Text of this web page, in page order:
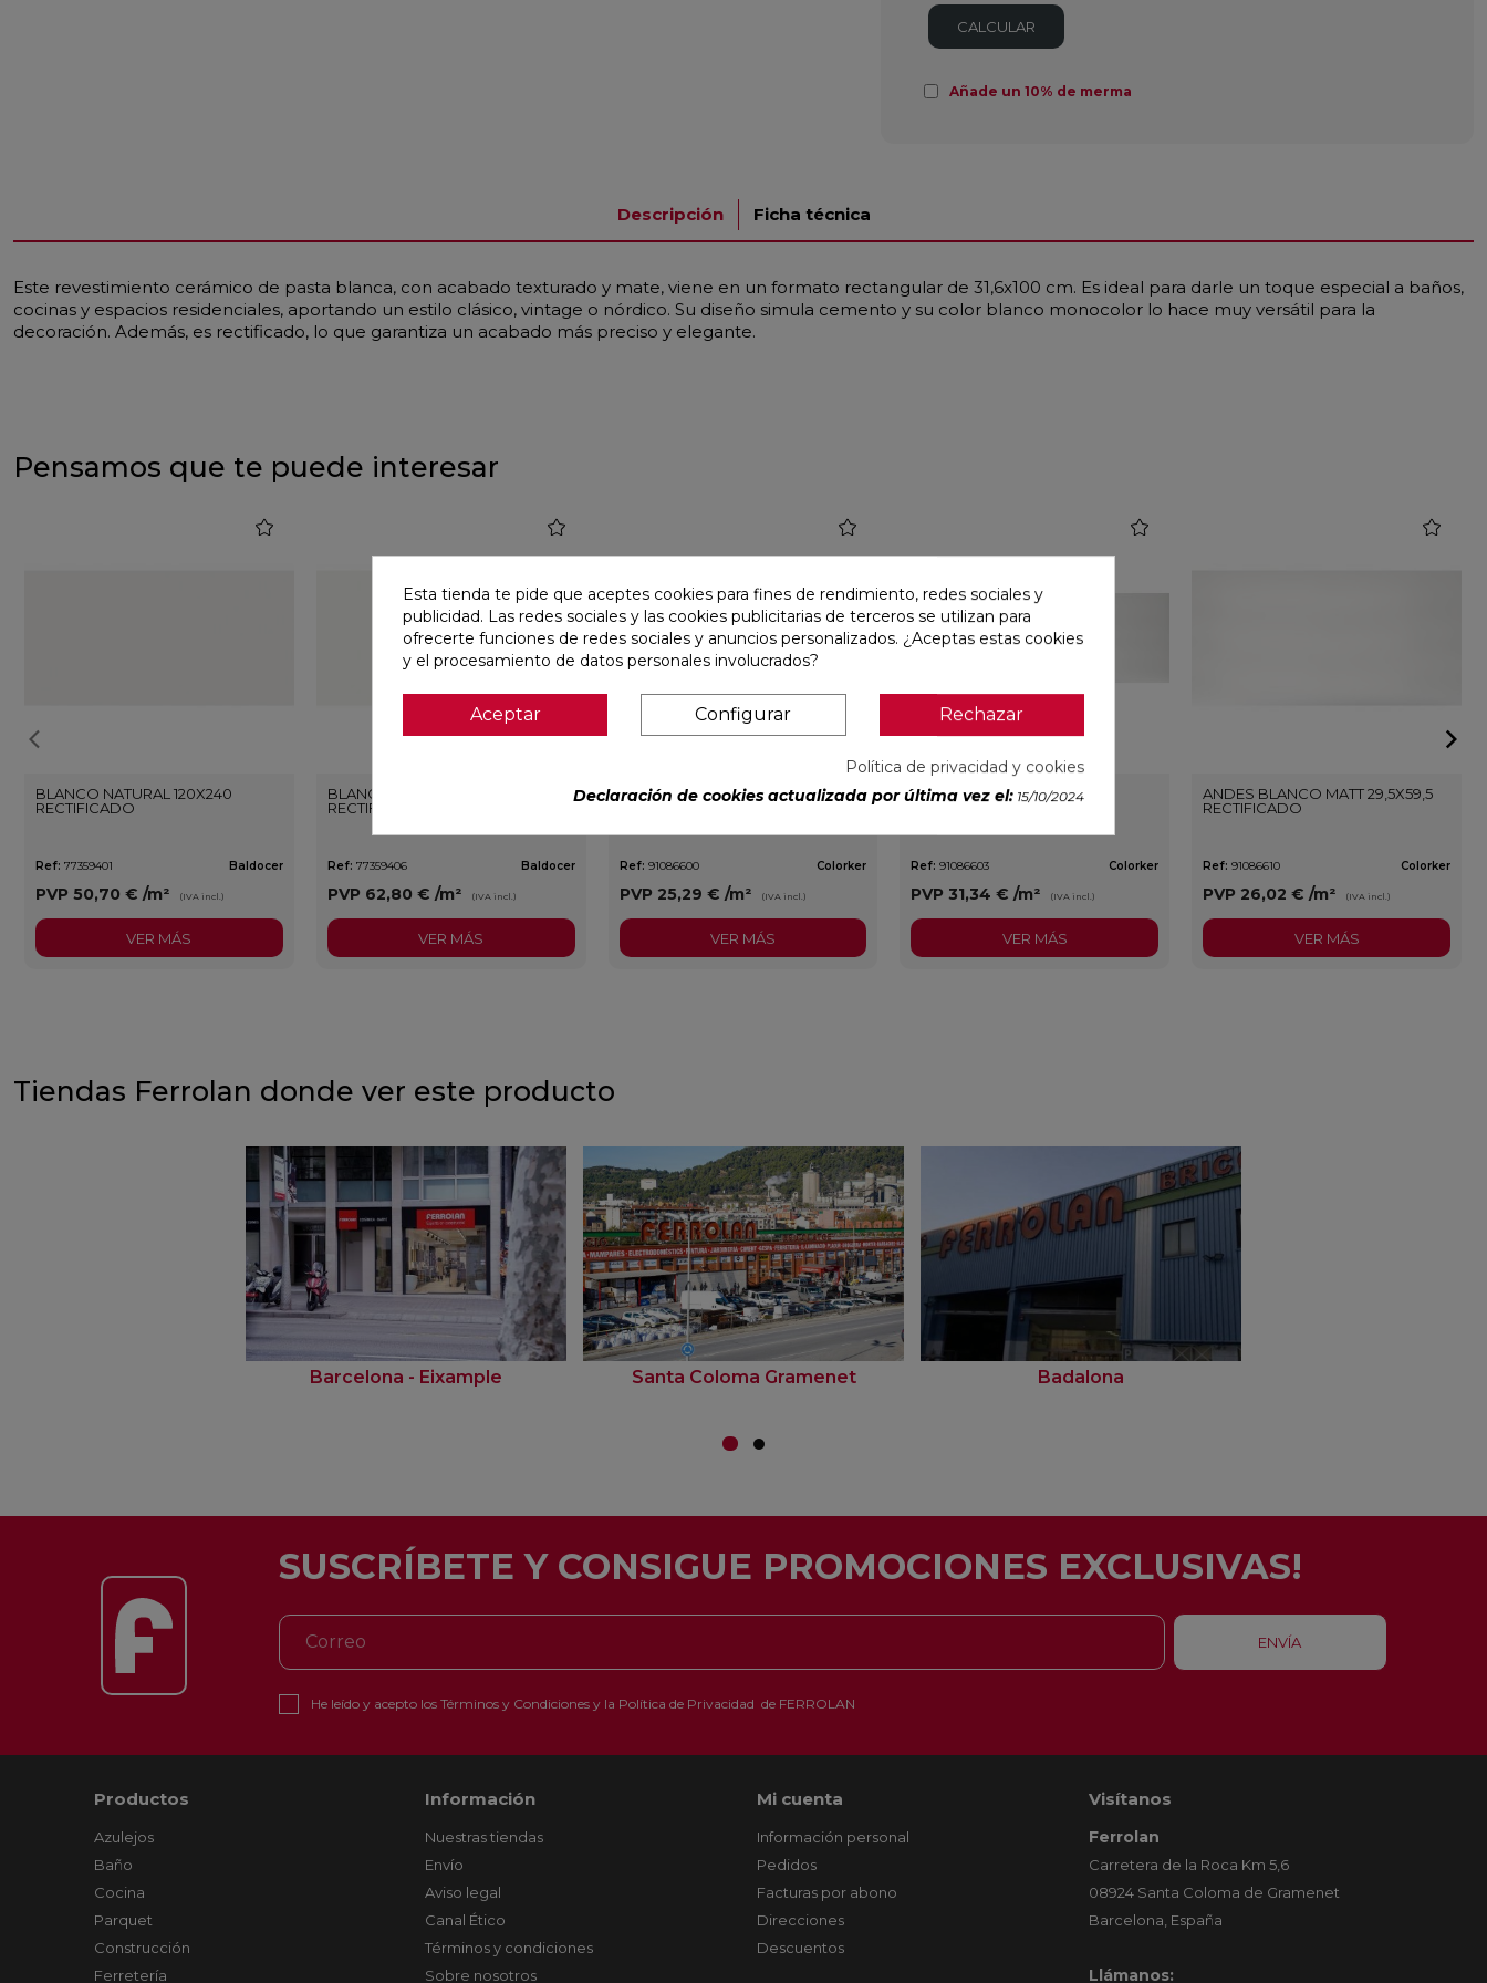
CALCULAR
Añade un 10% de merma
Descripción Ficha técnica
Este revestimiento cerámico de pasta blanca, con acabado texturado y mate, viene en un formato rectangular de 31,6x100 cm. Es ideal para darle un toque especial a baños,
cocinas y espacios residenciales, aportando un estilo clásico, vintage o nórdico. Su diseño simula cemento y su color blanco monocolor lo hace muy versátil para la
decoración. Además, es rectificado, lo que garantiza un acabado más preciso y elegante.
Pensamos que te puede interesar
BLANCO NATURAL 120X240
RECTIFICADO
Ref: 77359401 Baldocer
PVP 50,70 € /m² (IVA incl.)
favorite
VER MÁS
BLANCO PULIDO 120X240
RECTIFICADO
Ref: 77359406 Baldocer
PVP 62,80 € /m² (IVA incl.)
favorite
VER MÁS
AUSTRAL BLANCO GLOSS
Ref: 91086600 Colorker
PVP 25,29 € /m² (IVA incl.)
VER MÁS
AUSTRAL BLANCO GLOSS
29,5X90 RECTIFICADO
Ref: 91086603 Colorker
PVP 31,34 €/m² (IVA incl.)
VER MÁS
ANDES BLANCO MATT 29,5X59,5
RECTIFICADO
Ref: 91086610 Colorker
PVP 26,02 €/m² (IVA incl.)
favorite
VER MÁS
Tiendas Ferrolan donde ver este producto
Barcelona - Eixample Santa Coloma Gramenet Badalona
SUSCRÍBETE Y CONSIGUE PROMOCIONES EXCLUSIVAS!
He leído y acepto los Términos y Condicionesy la Política de Privacidad de FERROLAN
Productos
Azulejos
Baño
Cocina
Parquet
Construcción
Ferretería
Información
Nuestras tiendas
Envío
Aviso legal
Canal Ético
Términos y condiciones
Sobre nosotros
Mi cuenta
Información personal
Pedidos
Facturas por abono
Direcciones
Descuentos
Visítanos
Ferrolan
Carretera de la Roca Km 5,6
08924 Santa Coloma de Gramenet
Barcelona, España
Llámanos:
Esta tienda te pide que aceptes cookies para fines de rendimiento, redes sociales y
publicidad. Las redes sociales y las cookies publicitarias de terceros se utilizan para
ofrecerte funciones de redes sociales y anuncios personalizados. ¿Aceptas estas cookies
y el procesamiento de datos personales involucrados?
Aceptar Configurar Rechazar
Política de privacidad y cookies
Declaración de cookies actualizada por última vez el: 15/10/2024